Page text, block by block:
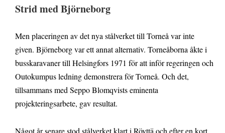
Strid med Björneborg
Men placeringen av det nya stålverket till Torneå var inte
given. Björneborg var ett annat alternativ. Torneåborna åkte i
busskaravaner till Helsingfors 1971 för att inför regeringen och
Outokumpus ledning demonstrera för Torneå. Och det,
tillsammans med Seppo Blomqvists eminenta
projekteringsarbete, gav resultat.